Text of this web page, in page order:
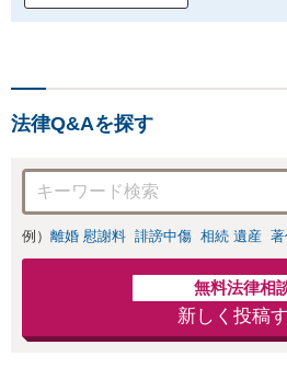
法律Q&Aを探す
例） 離婚 慰謝料 誹謗中傷 相続 遺産
無料法律相
新しく投稿